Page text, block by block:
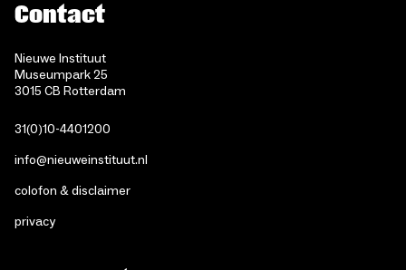
Contact
Nieuwe Instituut
Museumpark 25
3015 CB Rotterdam
31(0)10-4401200
info@nieuweinstituut.nl
colofon & disclaimer
privacy